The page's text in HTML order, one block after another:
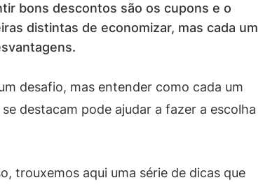
bons descontos são os cupons e o
distintas de economizar, mas cada um
desafio, mas entender como cada um
destacam pode ajudar a fazer a escolha
trouxemos aqui uma série de dicas que